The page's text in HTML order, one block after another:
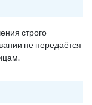
строго
не передаётся